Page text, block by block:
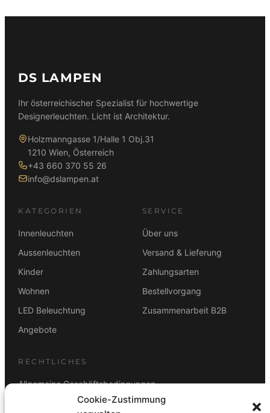
Cookie-Zustimmung
DS LAMPEN
Ihr österreichischer Spezialist für hochwertige
Designerleuchten. Licht ist Architektur.
Holzmanngasse 1/Halle 1 Obj.31
1210 Wien, Österreich
+43 660 370 55 26
info@dslampen.at
KATEGORIEN
Innenleuchten
Aussenleuchten
Kinder
Wohnen
LED Beleuchtung
Angebote
SERVICE
Über uns
Versand & Lieferung
Zahlungsarten
Bestellvorgang
Zusammenarbeit B2B
RECHTLICHES
Allgemeine Geschäftsbedingungen